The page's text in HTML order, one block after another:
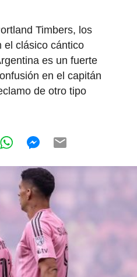
Timbers, los
el clásico cántico
es un fuerte
en el capitán
de otro tipo